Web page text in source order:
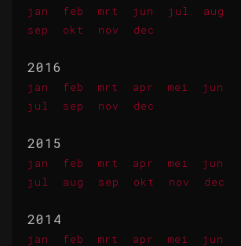
jan feb mrt jun jul
aug
sep
okt nov dec
2016
jan feb mrt apr mei
jun
jul
sep nov dec
2015
jan feb mrt apr mei
jun
jul
aug sep okt nov dec
2014
jan feb mrt apr mei jun